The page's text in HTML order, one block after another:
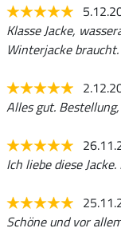
Klasse Jacke,
Winterjacke braucht.
Alles gut.
Ich liebe diese
Schöne und vor